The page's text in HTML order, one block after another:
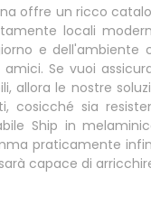
offre un ricco
locali
e dell'ambiente
Se vuoi
allora le nostre
cosicché sia
Ship in
praticamente
capace di